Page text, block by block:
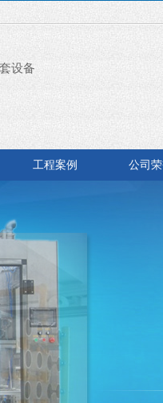
设备
工程案例 公司